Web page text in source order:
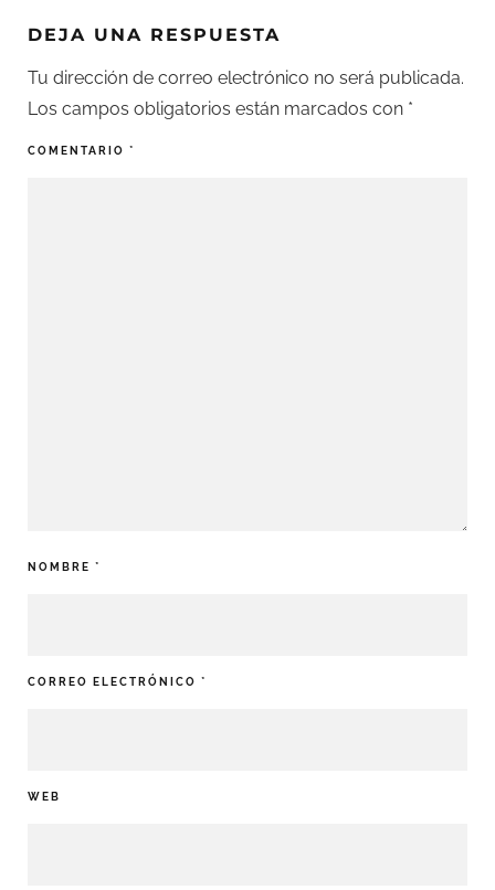
DEJA UNA RESPUESTA
Tu dirección de correo electrónico no será publicada.
Los campos obligatorios están marcados con *
COMENTARIO *
NOMBRE *
CORREO ELECTRÓNICO *
WEB